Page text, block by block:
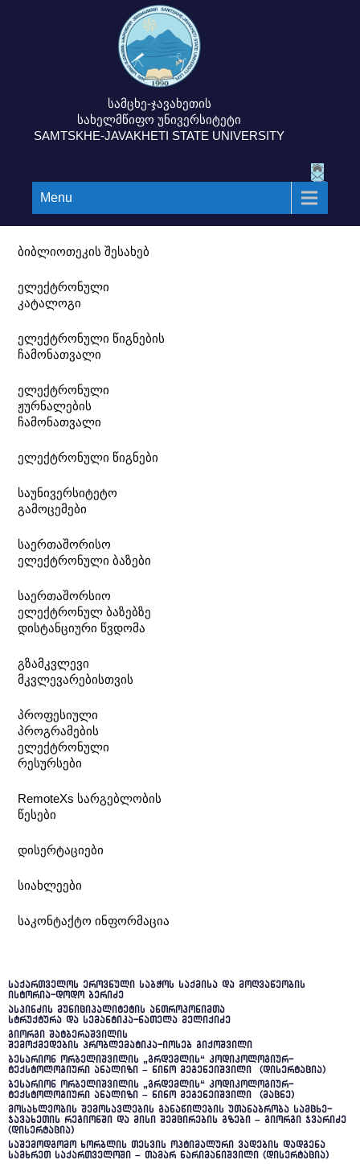
სამცხე-ჯავახეთის
სახელმწიფო უნივერსიტეტი
SAMTSKHE-JAVAKHETI STATE UNIVERSITY
Menu
ბიბლიოთეკის შესახებ
ელექტრონული
კატალოგი
ელექტრონული წიგნების
ჩამონათვალი
ელექტრონული
ჟურნალების
ჩამონათვალი
ელექტრონული წიგნები
საუნივერსიტეტო
გამოცემები
საერთაშორისო
ელექტრონული ბაზები
საერთაშორსიო
ელექტრონულ ბაზებზე
დისტანციური წვდომა
გზამკვლევი
მკვლევარებისთვის
პროფესიული
პროგრამების
ელექტრონული
რესურსები
RemoteXs სარგებლობის
წესები
დისერტაციები
სიახლეები
საკონტაქტო ინფორმაცია
საქართველოს ეროვნული საბჭოს საქმისა და მოღვაწეობის
ისტორია-დოდო ბერიძე
ასპინძის მუნიციპალიტეტის ანთროპონიმთა
სტრუქტურა და სემანტიკა-ნათელა მელიქიძე
გიორგი შატბერაშვილის
შემოქმედების პრობლემატიკა-იოსებ გიქოშვილი
ბესარიონ ორბელიშვილის „გრდემლის“ კოდიკოლოგიურ-
ტექსტოლოგიური ანალიზი – ნინო მეგენეიშვილი (დისერტაცია)
ბესარიონ ორბელიშვილის „გრდემლის“ კოდიკოლოგიურ-
ტექსტოლოგიური ანალიზი – ნინო მეგენეიშვილი (მაცნე)
მოსახლეობის შემოსავლების განაწილების უთანაბრობა სამცხე-
ჯავახეთის რეგიონში და მისი შემცირების გზები – გიორგი ჯვარიძე
(დისერტაცია)
საშემოდგომო ხორბლის თესვის ოპტიმალური ვადების დადგენა
სამხრეთ საქართველოში – თამარ ნარიმანიშვილი (დისერტაცია)